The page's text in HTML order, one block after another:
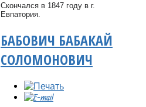
Скончался в 1847 году в г.
Евпатория.
БАБОВИЧ БАБАКАЙ
СОЛОМОНОВИЧ